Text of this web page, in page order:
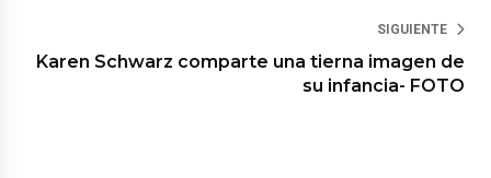
SIGUIENTE
Karen Schwarz comparte una tierna imagen de
su infancia- FOTO